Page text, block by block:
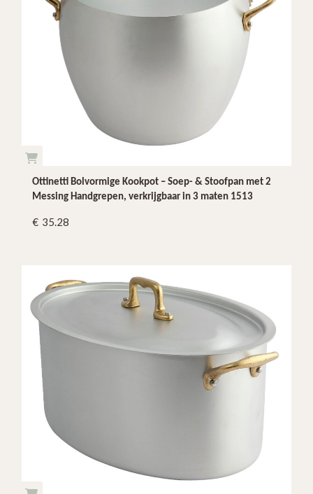
Ottinetti Bolvormige Kookpot – Soep- & Stoofpan met 2
Messing Handgrepen, verkrijgbaar in 3 maten 1513
35.28